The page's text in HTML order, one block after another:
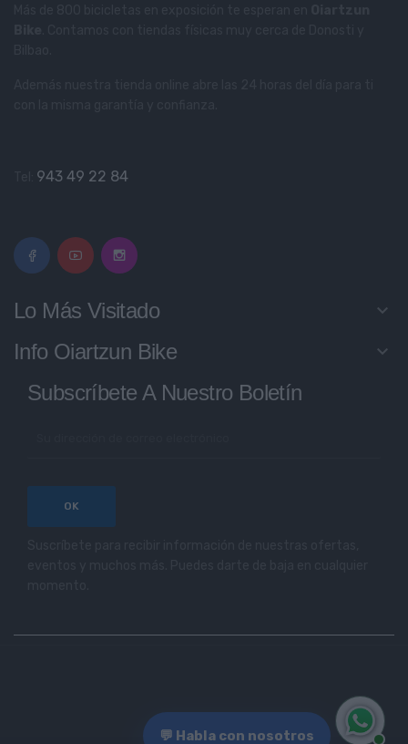
943 49 22 84
Lo Más Visitado keyboard_arrow_down
Info Oiartzun Bike keyboard_arrow_down
Subscríbete A Nuestro Boletín
💬 Habla con nosotros